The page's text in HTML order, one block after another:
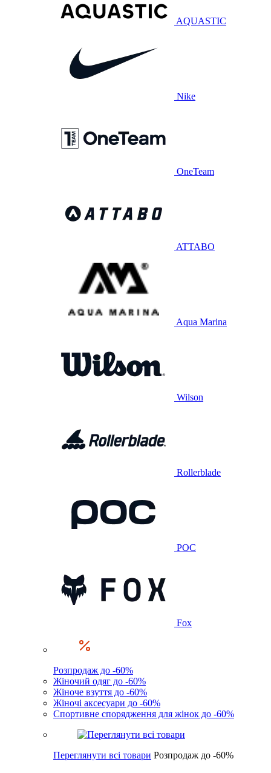
AQUASTIC
Nike
OneTeam
ATTABO
Aqua Marina
Wilson
Rollerblade
POC
Fox
Розпродаж до -60%
Жіночий одяг до -60%
Жіноче взуття до -60%
Жіночі аксесуари до -60%
Спортивне спорядження для жінок до -60%
Переглянути всі товари Розпродаж до -60%